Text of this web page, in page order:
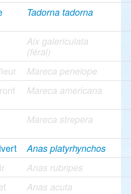
Tadorna tadorna
Aix galericulata
(féral)
Mareca penelope
Mareca americana
Mareca strepera
Anas platyrhynchos
Anas rubripes
Anas acuta